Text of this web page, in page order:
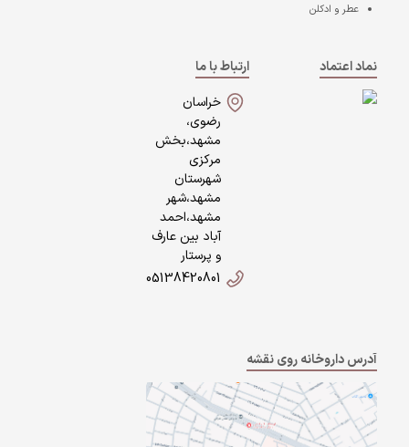
عطر و ادکلن
نماد اعتماد
ارتباط با ما
خراسان
رضوی،
مشهد،بخش
مرکزی
شهرستان
مشهد،شهر
مشهد،احمد
آباد بین عارف
و پرستار
05138420801
آدرس داروخانه روی نقشه